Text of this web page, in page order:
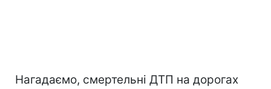
Нагадаємо, смертельні ДТП на дорогах